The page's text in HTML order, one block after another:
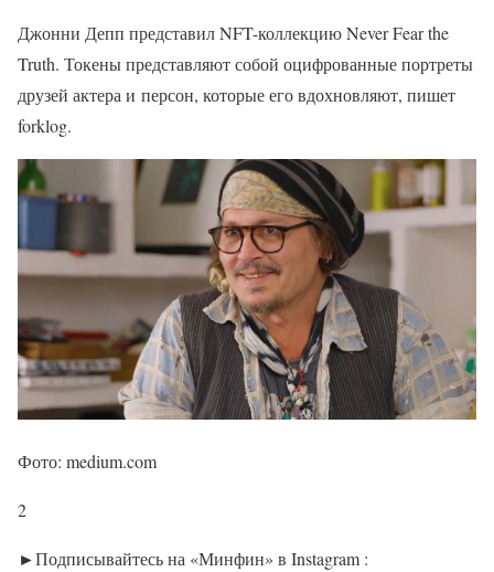
Джонни Депп представил NFT-коллекцию Never Fear the
Truth. Токены представляют собой оцифрованные портреты
друзей актера и персон, которые его вдохновляют, пишет
forklog.
Фото: medium.com
2
►Подписывайтесь на «Минфин» в Instagram :